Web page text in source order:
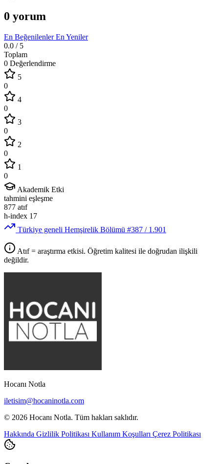
0 yorum
En BeğenilenlerEn Yeniler
0.0 / 5
Toplam
0 Değerlendirme
5
0
4
0
3
0
2
0
1
0
Akademik Etki
tahmini eşleşme
877 atıf
h-index 17
Türkiye geneli Hemşirelik Bölümü #387 / 1.901
Atıf = araştırma etkisi. Öğretim kalitesi ile doğrudan ilişkili
değildir.
Hocanı Notla
iletisim@hocaninotla.com
© 2026 Hocanı Notla. Tüm hakları saklıdır.
Hakkında Gizlilik Politikası Kullanım Koşulları Çerez Politikası